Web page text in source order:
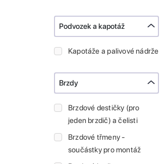
Podvozek a kapotáž
Kapotáže a palivové nádrže
Brzdy
Brzdové destičky (pro
jeden brzdič) a čelisti
Brzdové třmeny -
součástky pro montáž